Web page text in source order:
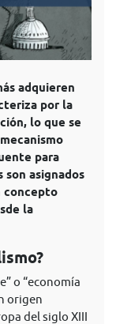
adquieren
por la
lo que se
para
son asignados
concepto
la
o “economía
origen
del siglo XIII